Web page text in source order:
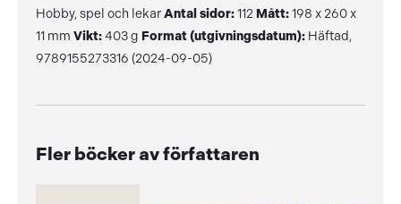
Hobby, spel och lekarAntal sidor:112 Mått:198 x 260 x
11 mm Vikt:403 g Format (utgivningsdatum): Häftad,
9789155273316 (2024-09-05)
Fler böcker av författaren